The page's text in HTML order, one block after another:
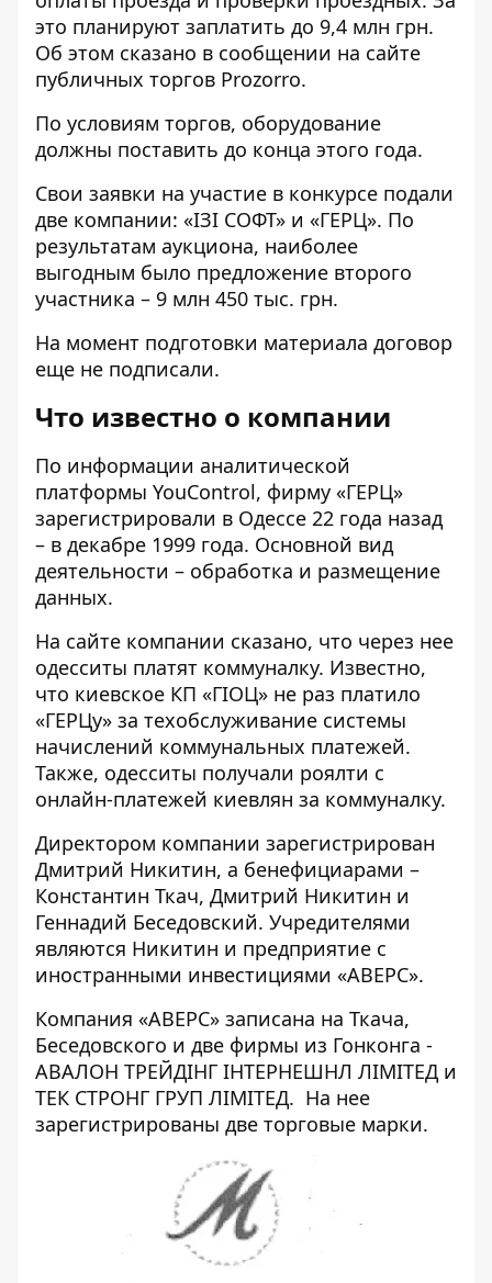
это планируют заплатить до 9,4 млн грн.
Об этом сказано в сообщении на сайте
публичных торгов Prozorro.
По условиям торгов, оборудование
должны поставить до конца этого года.
Свои заявки на участие в конкурсе подали
две компании: «ІЗІ СОФТ» и «ГЕРЦ». По
результатам аукциона, наиболее
выгодным было предложение второго
участника – 9 млн 450 тыс. грн.
На момент подготовки материала договор
еще не подписали.
Что известно о компании
По информации аналитической
платформы YouControl, фирму «ГЕРЦ»
зарегистрировали в Одессе 22 года назад
– в декабре 1999 года. Основной вид
деятельности – обработка и размещение
данных.
На сайте компании сказано, что через нее
одесситы платят коммуналку. Известно,
что киевское КП «ГІОЦ» не раз платило
«ГЕРЦу» за техобслуживание системы
начислений коммунальных платежей.
Также, одесситы получали роялти с
онлайн-платежей киевлян за коммуналку.
Директором компании зарегистрирован
Дмитрий Никитин, а бенефициарами –
Константин Ткач, Дмитрий Никитин и
Геннадий Беседовский. Учредителями
являются Никитин и предприятие с
иностранными инвестициями «АВЕРС».
Компания «АВЕРС» записана на Ткача,
Беседовского и две фирмы из Гонконга -
АВАЛОН ТРЕЙДІНГ ІНТЕРНЕШНЛ ЛІМІТЕД и
ТЕК СТРОНГ ГРУП ЛІМІТЕД. На нее
зарегистрированы две торговые марки.